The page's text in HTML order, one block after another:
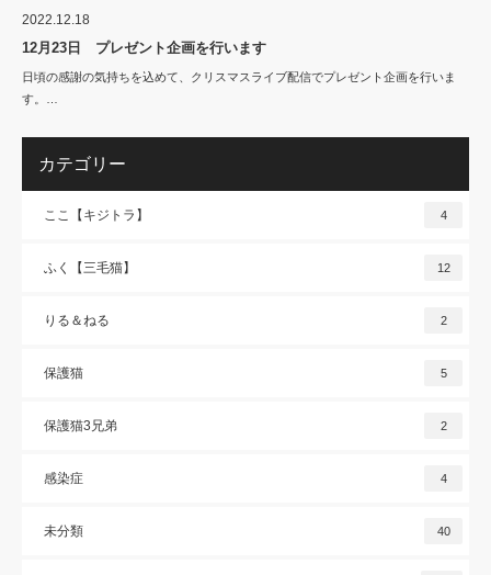
2022.12.18
12月23日 プレゼント企画を行います
日頃の感謝の気持ちを込めて、クリスマスライブ配信でプレゼント企画を行いま
す。…
カテゴリー
ここ【キジトラ】 4
ふく【三毛猫】 12
りる＆ねる 2
保護猫 5
保護猫3兄弟 2
感染症 4
未分類 40